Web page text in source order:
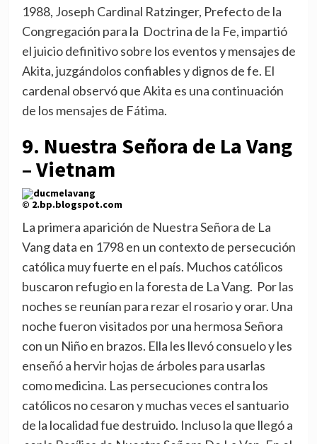
1988, Joseph Cardinal Ratzinger, Prefecto de la
Congregación para la Doctrina de la Fe, impartió
el juicio definitivo sobre los eventos y mensajes de
Akita, juzgándolos confiables y dignos de fe. El
cardenal observó que Akita es una continuación
de los mensajes de Fátima.
9. Nuestra Señora de La Vang
– Vietnam
© 2.bp.blogspot.com
La primera aparición de Nuestra Señora de La
Vang data en 1798 en un contexto de persecución
católica muy fuerte en el país. Muchos católicos
buscaron refugio en la foresta de La Vang. Por las
noches se reunían para rezar el rosario y orar. Una
noche fueron visitados por una hermosa Señora
con un Niño en brazos. Ella les llevó consuelo y les
enseñó a hervir hojas de árboles para usarlas
como medicina. Las persecuciones contra los
católicos no cesaron y muchas veces el santuario
de la localidad fue destruido. Incluso la que llegó a